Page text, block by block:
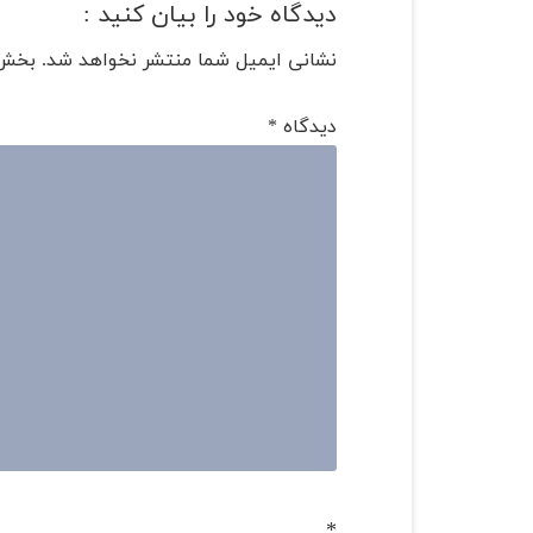
دیدگاه خود را بیان کنید :
نشانی ایمیل شما منتشر نخواهد شد.
دیدگاه *